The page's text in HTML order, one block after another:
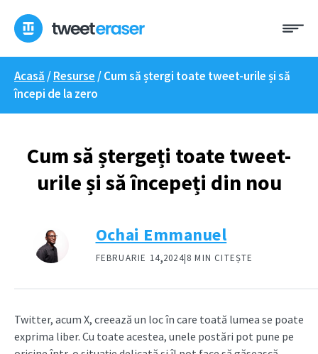
conținut
Acasă /Resurse /Cum să ștergi toate tweet-urile și să
începi de la zero
Cum să ștergeți toate tweet-
urile și să începeți din nou
Ochai Emmanuel
FEBRUARIE 14,2024|8 MIN CITEȘTE
Twitter, acum X, creează un loc în care toată lumea se poate
exprima liber. Cu toate acestea, unele postări pot pune pe